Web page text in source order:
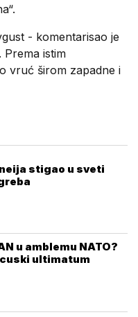
- komentarisao je
istim
vruć širom zapadne i
stigao u sveti
u amblemu NATO?
ultimatum